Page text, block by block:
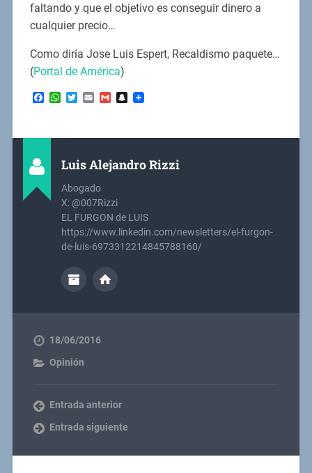
faltando y que el objetivo es conseguir dinero a
cualquier precio…
Como diría Jose Luis Espert, Recaldismo paquete…
(Portal de América)
Facebook
WhatsApp
Twitter
EmailGmailSnapchat
Luis Alejandro Rizzi
Abogado
X: @007Rizzi
EL FURGON de LUIS
https://www.linkedin.com/newsletters/el-furgon-
de-luis-6973312214845788160/
18/06/2016
Opinión
Entrada anterior
Entrada siguiente